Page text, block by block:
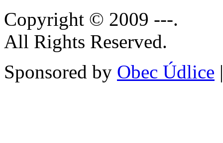
Copyright © 2009 ---.
All Rights Reserved.
Sponsored by Obec Údlice